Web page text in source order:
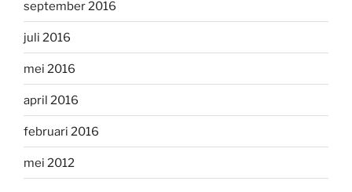
september 2016
juli 2016
mei 2016
april 2016
februari 2016
mei 2012